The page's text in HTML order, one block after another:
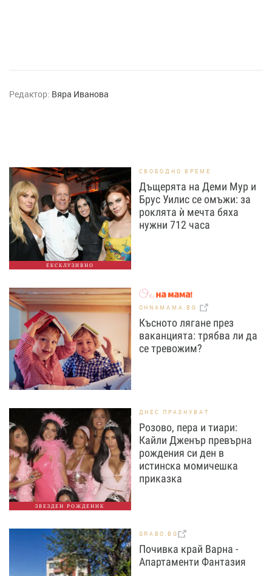
Редактор: Вяра Иванова
ЕКСКЛУЗИВНО
СВОБОДНО ВРЕМЕ
Дъщерята на Деми Мур и
Брус Уилис се омъжи: за
роклята ѝ мечта бяха
нужни 712 часа
OHNAMAMA.BG
Късното лягане през
ваканцията: трябва ли да
се тревожим?
ЗВЕЗДЕН РОЖДЕНИК
ДНЕС ПРАЗНУВАТ
Розово, пера и тиари:
Кайли Дженър превърна
рождения си ден в
истинска момичешка
приказка
GRABO.BG
Почивка край Варна -
Апартаменти Фантазия